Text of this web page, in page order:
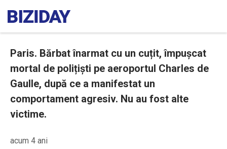
Paris. Bărbat înarmat cu un cuțit, împușcat
mortal de polițiști pe aeroportul Charles de
Gaulle, după ce a manifestat un
comportament agresiv. Nu au fost alte
victime.
acum 4 ani